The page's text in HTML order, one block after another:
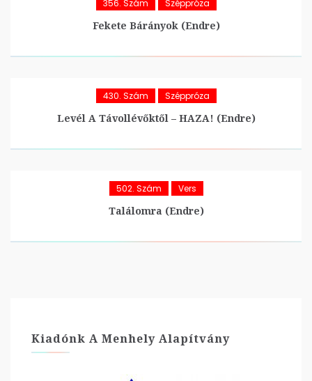
356. Szám Széppróza
Fekete Bárányok (Endre)
430. Szám Széppróza
Levél A Távollévőktől – HAZA! (Endre)
502. Szám Vers
Találomra (Endre)
Kiadónk A Menhely Alapítvány